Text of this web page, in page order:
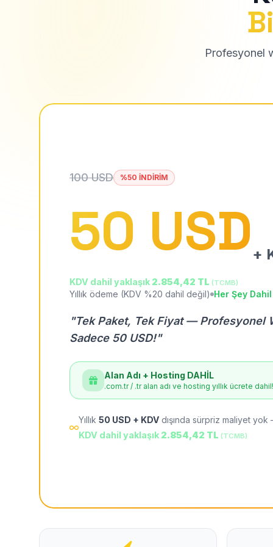
Profesyonel
100 USD %50 İNDİRİM
50 USD +
KDV dahil yaklaşık 2.854,42 TL (TCMB)
Yıllık ödeme (KDV %20 dahil değil) Her Şey Dahil
"Tek Paket, Tek Fiyat — Profesyonel
Sadece 50 USD!"
Alan Adı + Hosting DAHİL
.com.tr / .tr alan adı ve hosting yıllık ücrete dahil!
Yıllık 50 USD + KDV dışında sürpriz maliyet
KDV dahil yaklaşık 2.854,42 TL (TCMB)